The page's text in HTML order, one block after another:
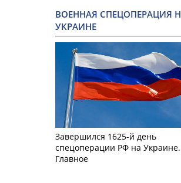
ВОЕННАЯ СПЕЦОПЕРАЦИЯ
УКРАИНЕ
Завершился 1625-й день
спецоперации РФ на Украине.
Главное